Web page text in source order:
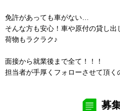
免許があっても車がない…
そんな方も安心！車や原付の貸し出
荷物もラクラク♪
面接から就業後まで全て！！！
担当者が手厚くフォローさせて頂く
募